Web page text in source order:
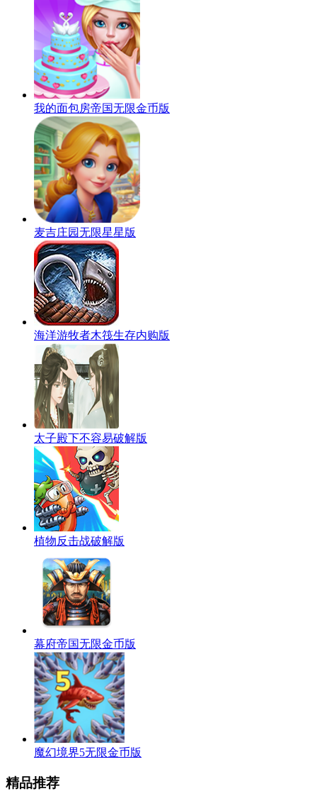
我的面包房帝国无限金币版
麦吉庄园无限星星版
海洋游牧者木筏生存内购版
太子殿下不容易破解版
植物反击战破解版
幕府帝国无限金币版
魔幻境界5无限金币版
精品推荐